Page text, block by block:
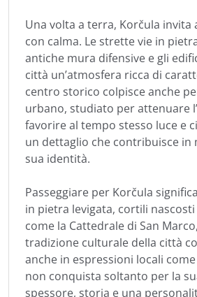
Una volta a terra, Korčula invita
con calma. Le strette vie in
antiche mura difensive e gli
città un’atmosfera ricca di
centro storico colpisce anche
urbano, studiato per attenuare
favorire al tempo stesso luce e
un dettaglio che contribuisce in
sua identità.
Passeggiare per Korčula
in pietra levigata, cortili
come la Cattedrale di San
tradizione culturale della città
anche in espressioni locali
non conquista soltanto per la
spessore, storia e una